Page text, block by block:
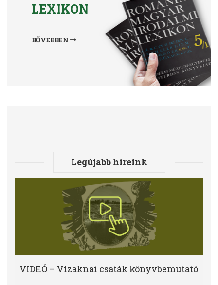
LEXIKON
BŐVEBBEN
Legújabb híreink
VIDEÓ – Vízaknai csaták könyvbemutató